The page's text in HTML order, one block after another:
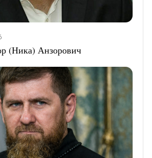
(Ника) Анзорович